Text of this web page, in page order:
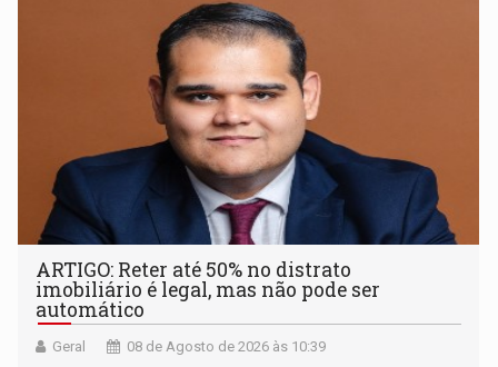
ARTIGO: Reter até 50% no distrato
imobiliário é legal, mas não pode ser
automático
Geral 08 de Agosto de 2026 às 10:39